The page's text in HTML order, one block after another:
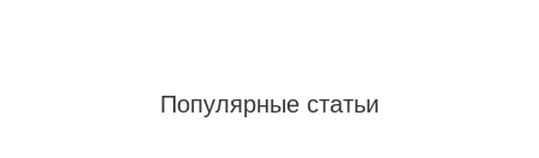
Популярные статьи